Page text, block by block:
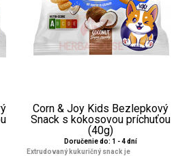
Corn & Joy Kids Bezlepkový
Snack s kokosovou príchuťou
(40g)
Doručenie do: 1 - 4 dní
Extrudovaný kukuričný snack je